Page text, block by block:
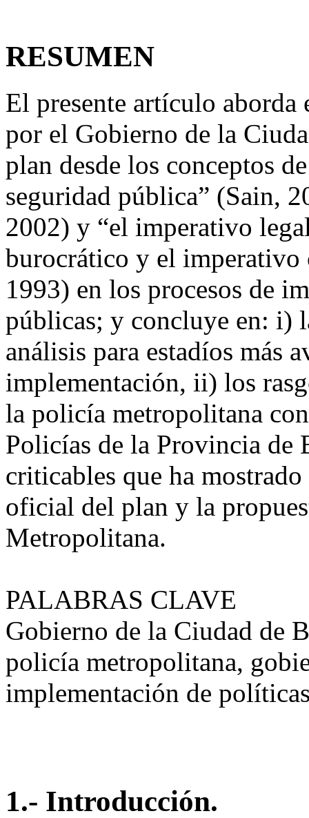
RESUMEN
El presente artículo
por el Gobierno de la
plan desde los conceptos
seguridad pública” (Sain,
2002) y “el imperativo
burocrático y el imperativo
1993) en los procesos de
públicas; y concluye en: i)
análisis para estadíos más
implementación, ii) los
la policía metropolitana
Policías de la Provincia de
criticables que ha
oficial del plan y la
Metropolitana.
PALABRAS CLAVE
Gobierno de la Ciudad de
policía metropolitana,
implementación de
1.- Introducción.